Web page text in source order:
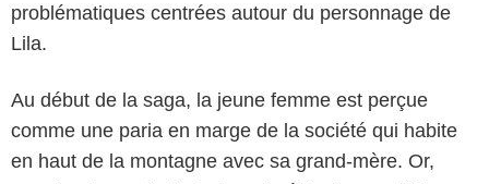
problématiques centrées autour du personnage de
Lila.
Au début de la saga, la jeune femme est perçue
comme une paria en marge de la société qui habite
en haut de la montagne avec sa grand-mère. Or,